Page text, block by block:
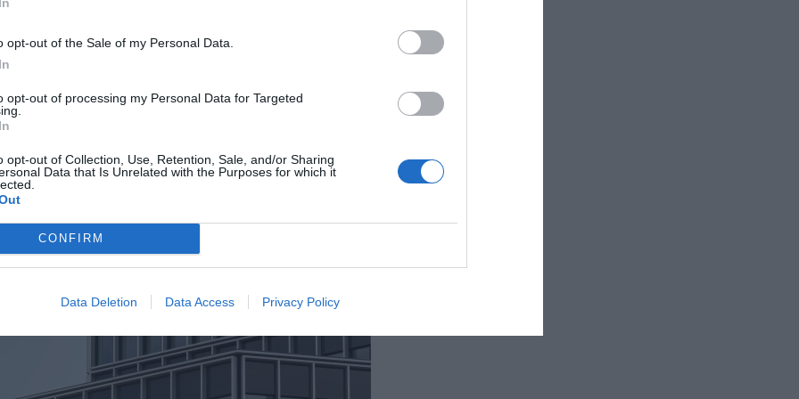
opt-out of the Sale of my Personal Data.
opt-out of processing my Personal Data for Targeted
opt-out of Collection, Use, Retention, Sale, and/or Sharing
Data that Is Unrelated with the Purposes for which it
CONFIRM
Data Deletion Data Access Privacy Policy
són qui surten guanyant, mentre els accionistes
assegura aVIA Empresa
bonificacions o incentius amb els quals es veuen
Tanmateix, Amat assegura que no és el cas
familiar en què se sostenen totes dues
sigui cap garantia d’èxit ni de deslliurar-se d’un
següents.
un “casament en el